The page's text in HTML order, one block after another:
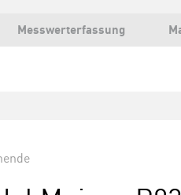
Messwerterfassung